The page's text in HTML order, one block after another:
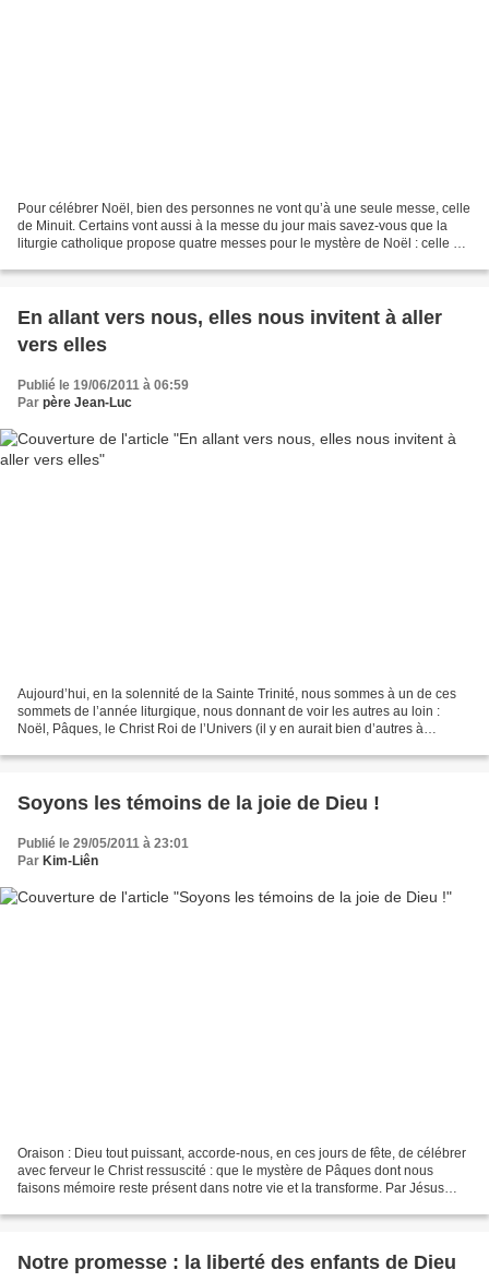
Pour célébrer Noël, bien des personnes ne vont qu’à une seule messe, celle
de Minuit. Certains vont aussi à la messe du jour mais savez-vous que la
liturgie catholique propose quatre messes pour le mystère de Noël : celle du
En allant vers nous, elles nous invitent à aller
vers elles
Publié le 19/06/2011 à 06:59
Par père Jean-Luc
Aujourd’hui, en la solennité de la Sainte Trinité, nous sommes à un de ces
sommets de l’année liturgique, nous donnant de voir les autres au loin :
Noël, Pâques, le Christ Roi de l’Univers (il y en aurait bien d’autres à
Soyons les témoins de la joie de Dieu !
Publié le 29/05/2011 à 23:01
Par Kim-Liên
Oraison : Dieu tout puissant, accorde-nous, en ces jours de fête, de célébrer
avec ferveur le Christ ressuscité : que le mystère de Pâques dont nous
faisons mémoire reste présent dans notre vie et la transforme. Par Jésus
Notre promesse : la liberté des enfants de Dieu